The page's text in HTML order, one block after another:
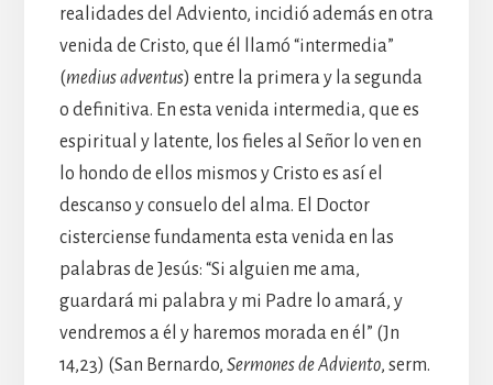
realidades del Adviento, incidió además en otra
venida de Cristo, que él llamó “intermedia”
(medius adventus) entre la primera y la segunda
o definitiva. En esta venida intermedia, que es
espiritual y latente, los fieles al Señor lo ven en
lo hondo de ellos mismos y Cristo es así el
descanso y consuelo del alma. El Doctor
cisterciense fundamenta esta venida en las
palabras de Jesús: “Si alguien me ama,
guardará mi palabra y mi Padre lo amará, y
vendremos a él y haremos morada en él” (Jn
14,23) (San Bernardo, Sermones de Adviento, serm.